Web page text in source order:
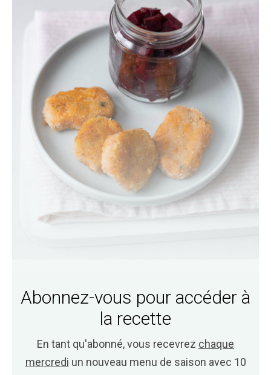
Abonnez-vous pour accéder à
la recette
En tant qu'abonné, vous recevrez chaque
mercredi un nouveau menu de saison avec 10